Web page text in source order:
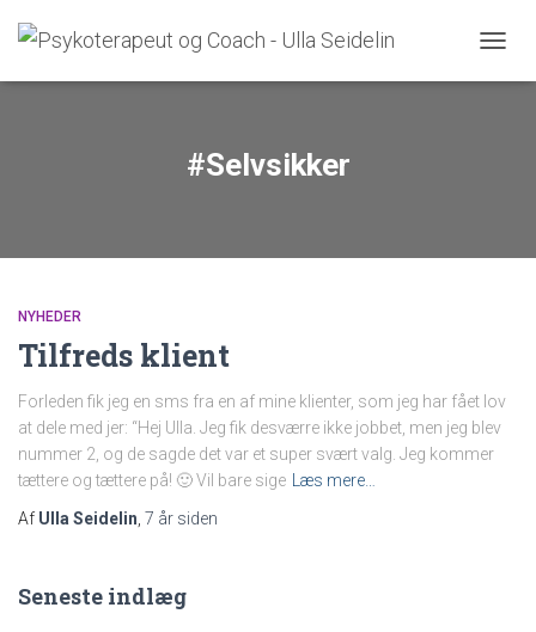
#Selvsikker
NYHEDER
Tilfreds klient
Forleden fik jeg en sms fra en af mine klienter, som jeg har fået lov
at dele med jer: “Hej Ulla. Jeg fik desværre ikke jobbet, men jeg blev
nummer 2, og de sagde det var et super svært valg. Jeg kommer
tættere og tættere på! 🙂 Vil bare sige
Læs mere…
Af Ulla Seidelin 7 år siden
Seneste indlæg